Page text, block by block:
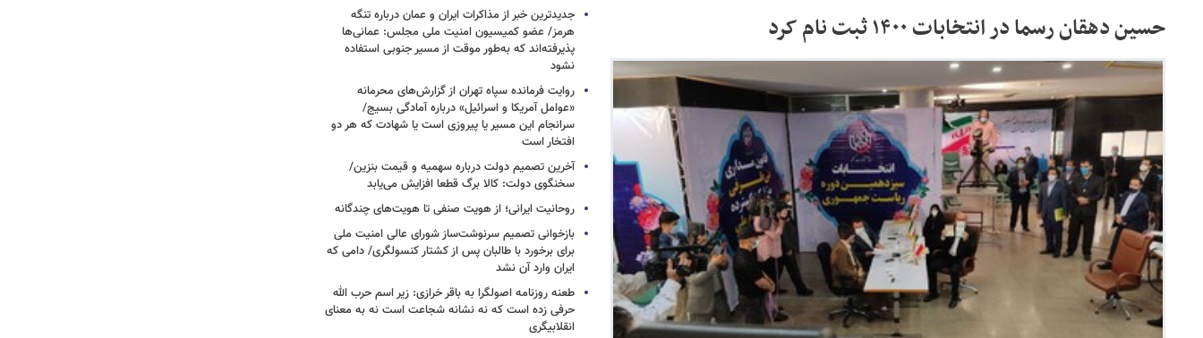
حسین دهقان رسما در انتخابات ۱۴۰۰ ثبت نام کرد
جدیدترین خبر از مذاکرات ایران و عمان درباره تنگه
هرمز/ عضو کمیسیون امنیت ملی مجلس: عمانی‌ها
پذیرفته‌اند که به‌طور موقت از مسیر جنوبی استفاده
نشود
روایت فرمانده سپاه تهران از گزارش‌های محرمانه
«عوامل آمریکا و اسرائیل» درباره آمادگی بسیج/
سرانجام این مسیر یا پیروزی است یا شهادت که هر دو
افتخار است
آخرین تصمیم دولت درباره سهمیه و قیمت بنزین/
سخنگوی دولت: کالا برگ قطعا افزایش می‌یابد
روحانیت ایرانی؛ از هویت صنفی تا هویت‌های چندگانه
بازخوانی تصمیم سرنوشت‌ساز شورای عالی امنیت ملی
برای برخورد با طالبان پس از کشتار کنسولگری/ دامی که
ایران وارد آن نشد
طعنه روزنامه اصولگرا به باقر خرازی: زیر اسم حرب الله
حرفی زده است که نه نشانه شجاعت است نه به معنای
انقلابیگری